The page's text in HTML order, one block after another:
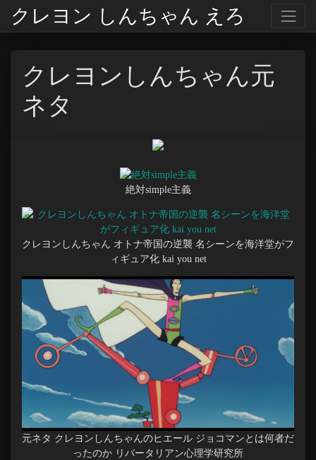
クレヨン しんちゃん えろ
クレヨンしんちゃん元
ネタ
絶対simple主義
クレヨンしんちゃん オトナ帝国の逆襲 名シーンを海洋堂がフ
ィギュア化 kai you net
元ネタ クレヨンしんちゃんのヒエール ジョコマンとは何者だ
ったのか リバータリアン心理学研究所